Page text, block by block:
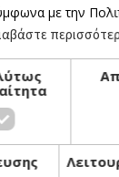
2026
με την